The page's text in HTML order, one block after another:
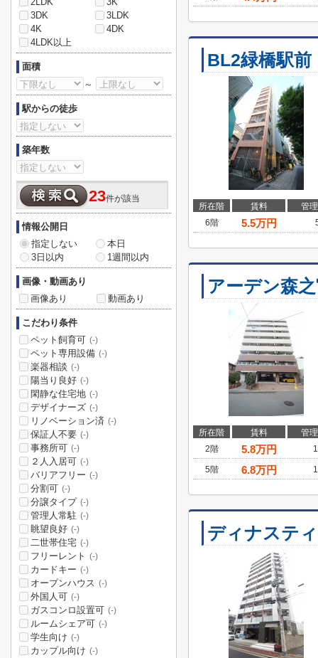
BL2緑橋駅前
所在階 賃料
管
6階
5.5万円
アーデン森
所在階 賃料
管
2階
5.8万円
5階 6.8万円
ディナステ
3DK
3LDK
4K
4DK
4LDK以上
面積
～
駅からの徒歩
築年数
23件が該当
情報公開日
指定しない
本日
3日以内
1週間以内
画像・動画あり
画像あり
動画あり
こだわり条件
ペット飼育可 (-)
ペット専用設備 (-)
楽器相談 (-)
陽当り良好 (-)
閑静な住宅地 (-)
デザイナーズ (-)
リノベーション済 (-)
保証人不要 (-)
事務所可 (-)
２人入居可 (-)
バリアフリー (-)
分割可 (-)
分譲タイプ (-)
管理人常駐 (-)
眺望良好 (-)
二世帯住宅 (-)
フリーレント (-)
カードキー (-)
オープンハウス (-)
外国人可 (-)
ガスコンロ設置可 (-)
ルームシェア可 (-)
学生向け (-)
カップル向け (-)